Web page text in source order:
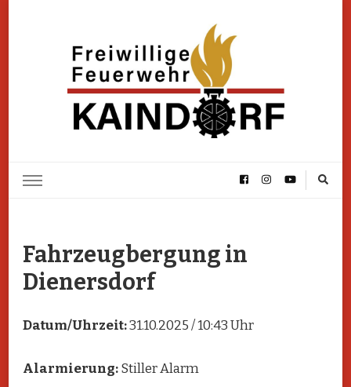
Fahrzeugbergung in
Dienersdorf
Datum/Uhrzeit:31.10.2025 / 10:43 Uhr
Alarmierung:Stiller Alarm